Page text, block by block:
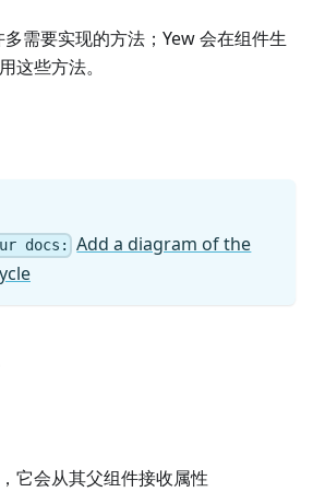
需要实现的方法；Yew 会在组件生
这些方法。
docs:
Add a diagram of the
它会从其父组件接收属性